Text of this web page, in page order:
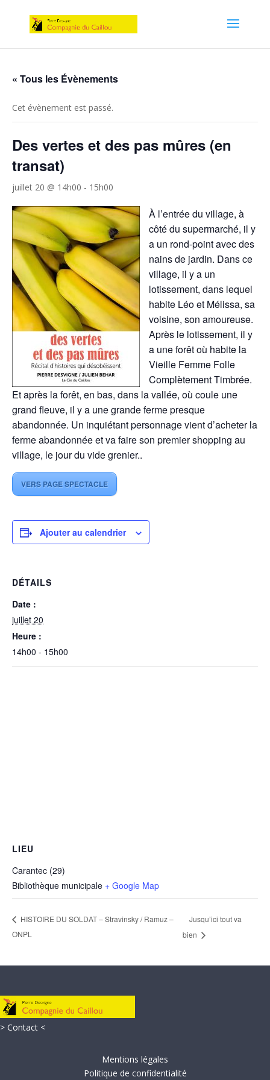
« Tous les Évènements
Cet évènement est passé.
Des vertes et des pas mûres (en
transat)
juillet 20 @ 14h00 - 15h00
À l’entrée du village, à
côté du supermarché, il y
a un rond-point avec des
nains de jardin. Dans ce
village, il y a un
lotissement, dans lequel
habite Léo et Mélissa, sa
voisine, son amoureuse.
Après le lotissement, il y
a une forêt où habite la
Vieille Femme Folle
Complètement Timbrée.
Et après la forêt, en bas, dans la vallée, où coule une
grand fleuve, il y a une grande ferme presque
abandonnée. Un inquiétant personnage vient d’acheter la
ferme abandonnée et va faire son premier shopping au
village, le jour du vide grenier..
VERS PAGE SPECTACLE
Ajouter au calendrier
DÉTAILS
Date :
juillet 20
Heure :
14h00 - 15h00
LIEU
Carantec (29)
Bibliothèque municipale + Google Map
HISTOIRE DU SOLDAT – Stravinsky / Ramuz –
ONPL
Jusqu’ici tout va
bien
> Contact <
Mentions légales
Politique de confidentialité